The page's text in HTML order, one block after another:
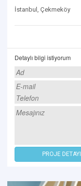
İstanbul, Çekmeköy
Detaylı bilgi istiyorum
PROJE DETAYI